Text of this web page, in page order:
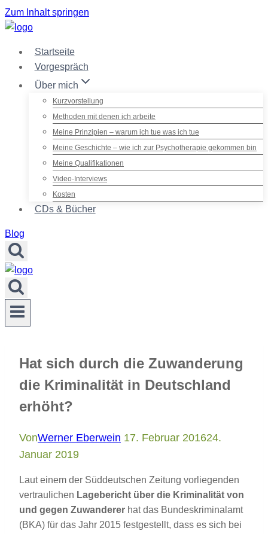
Zum Inhalt springen
Startseite
Vorgespräch
Über mich
Kurzvorstellung
Methoden mit denen ich arbeite
Meine Prinzipien – warum ich tue was ich tue
Meine Geschichte – wie ich zur Psychotherapie gekommen bin
Meine Qualifikationen
Video-Interviews
Kosten
CDs & Bücher
Blog
Hat sich durch die Zuwanderung
die Kriminalität in Deutschland
erhöht?
VonWerner Eberwein 17. Februar 201624.
Januar 2019
Laut einem der Süddeutschen Zeitung vorliegenden
vertraulichen Lagebericht über die Kriminalität von
und gegen Zuwanderer hat das Bundeskriminalamt
(BKA) für das Jahr 2015 festgestellt, dass es sich bei